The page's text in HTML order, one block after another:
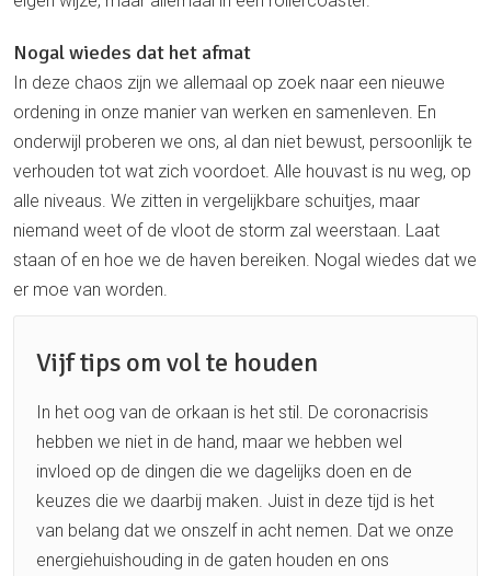
Nogal wiedes dat het afmat
In deze chaos zijn we allemaal op zoek naar een nieuwe
ordening in onze manier van werken en samenleven. En
onderwijl proberen we ons, al dan niet bewust, persoonlijk te
verhouden tot wat zich voordoet. Alle houvast is nu weg, op
alle niveaus. We zitten in vergelijkbare schuitjes, maar
niemand weet of de vloot de storm zal weerstaan. Laat
staan of en hoe we de haven bereiken. Nogal wiedes dat we
er moe van worden.
Vijf tips om vol te houden
In het oog van de orkaan is het stil. De coronacrisis
hebben we niet in de hand, maar we hebben wel
invloed op de dingen die we dagelijks doen en de
keuzes die we daarbij maken. Juist in deze tijd is het
van belang dat we onszelf in acht nemen. Dat we onze
energiehuishouding in de gaten houden en ons